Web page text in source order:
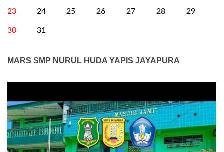
23 24 25 26 27 28 29
30 31
MARS SMP NURUL HUDA YAPIS JAYAPURA